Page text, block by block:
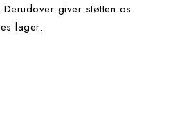
giver støtten os
lager.